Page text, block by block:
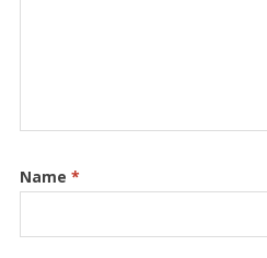
Name *